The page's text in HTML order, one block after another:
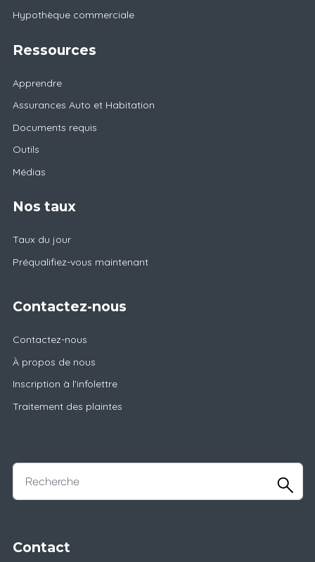
Hypothèque commerciale
Ressources
Apprendre
Assurances Auto et Habitation
Documents requis
Outils
Médias
Nos taux
Taux du jour
Préqualifiez-vous maintenant
Contactez-nous
Contactez-nous
À propos de nous
Inscription à l'infolettre
Traitement des plaintes
Contact